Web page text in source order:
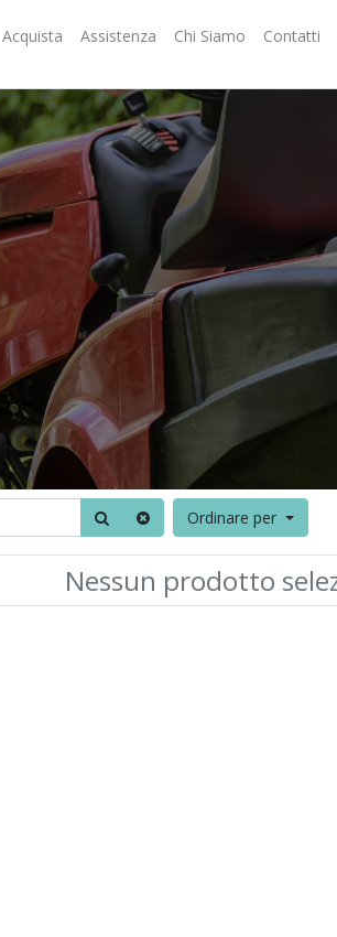
Acquista Assistenza Chi Siamo Contatti
Ordinare per
Nessun prodotto